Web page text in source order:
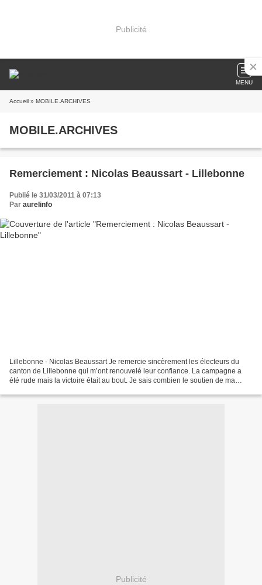
Publicité
MENU
Accueil » MOBILE.ARCHIVES
MOBILE.ARCHIVES
Remerciement : Nicolas Beaussart - Lillebonne
Publié le 31/03/2011 à 07:13
Par aurelinfo
Lillebonne - Nicolas Beaussart Je remercie sincèrement les électeurs du
canton de Lillebonne qui m’ont renouvelé leur confiance. La campagne a
été rude mais la victoire était au bout. Je sais combien le soutien de ma
Publicité